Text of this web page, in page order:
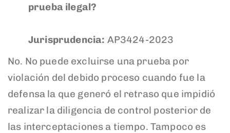
prueba ilegal?
Jurisprudencia: AP3424-2023
No. No puede excluirse una prueba por
violación del debido proceso cuando fue la
defensa la que generó el retraso que impidió
realizar la diligencia de control posterior de
las interceptaciones a tiempo. Tampoco es